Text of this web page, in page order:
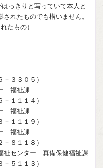
っきりと写っていて本人と
れたものでも構いません。
たもの）
０５）
祉課
１４）
祉課
１９）
祉課
１８）
ター 真備保健福祉課
１３）